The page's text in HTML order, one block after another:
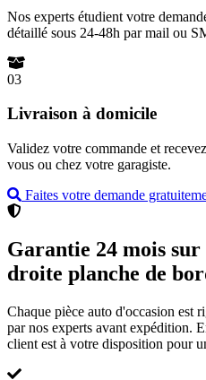
Nos experts étudient votre
détaillé sous 24-48h par mail ou
03
Livraison à domicile
Validez votre commande et
vous ou chez votre garagiste.
Faites votre demande
Garantie 24 mois
droite planche de
Chaque pièce auto d'occasion est
par nos experts avant expédition.
client est à votre disposition pour